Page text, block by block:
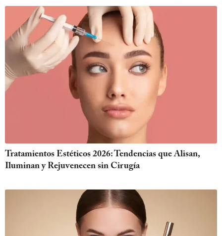
Tratamientos Estéticos 2026: Tendencias que Alisan,
Iluminan y Rejuvenecen sin Cirugía